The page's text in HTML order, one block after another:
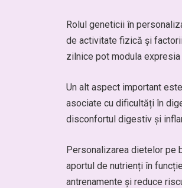
Rolul geneticii în
de activitate fizică și
zilnice pot modula
Un alt aspect important
asociate cu dificultăți în
disconfortul digestiv și
Personalizarea dietelor pe
aportul de nutrienți în
antrenamente și reduce